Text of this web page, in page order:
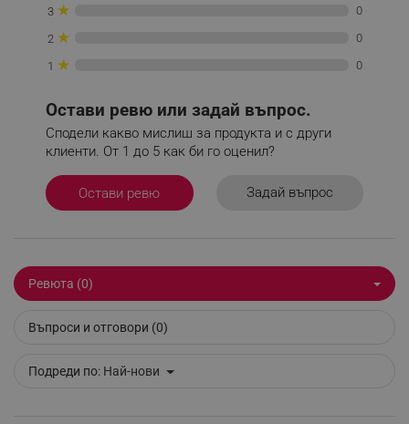
3 ★ 0
2 ★ 0
1 ★ 0
Остави ревю или задай въпрос.
Сподели какво мислиш за продукта и с други
клиенти. От 1 до 5 как би го оценил?
Остави ревю Задай въпрос
Ревюта (0)
Въпроси и отговори (0)
Подреди по: Най-нови
.alleop.bg
_sgf_clicked_banners
segmentifyExtension